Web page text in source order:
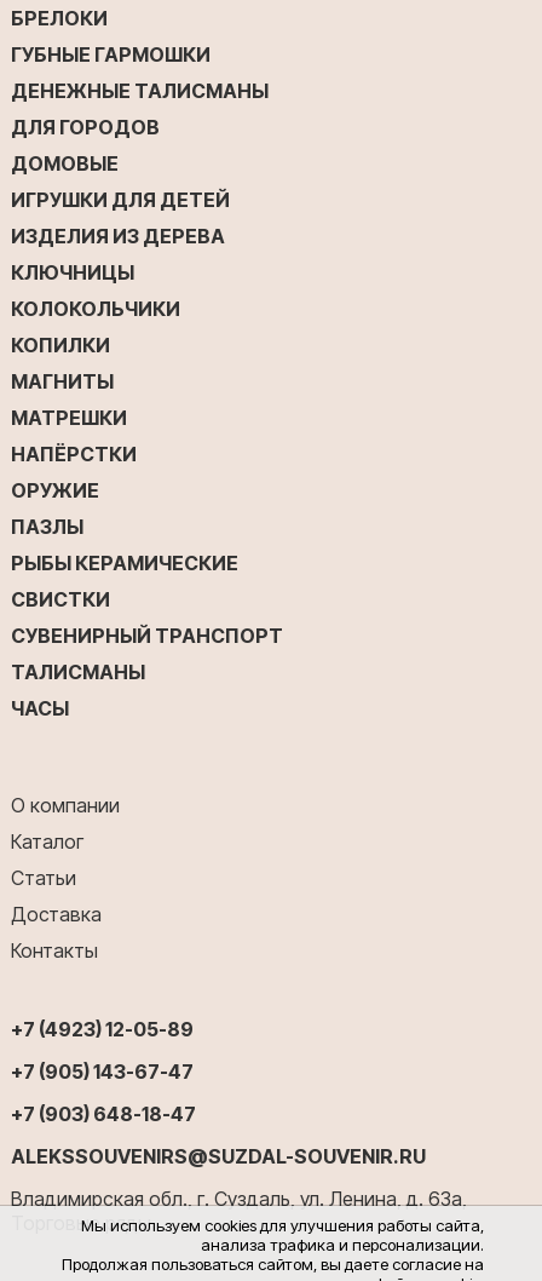
Мы используем cookies для улучшения работы сайта,
анализа трафика и персонализации.
Продолжая пользоваться сайтом, вы даете согласие на
БРЕЛОКИ
ГУБНЫЕ ГАРМОШКИ
ДЕНЕЖНЫЕ ТАЛИСМАНЫ
ДЛЯ ГОРОДОВ
ДОМОВЫЕ
ИГРУШКИ ДЛЯ ДЕТЕЙ
ИЗДЕЛИЯ ИЗ ДЕРЕВА
КЛЮЧНИЦЫ
КОЛОКОЛЬЧИКИ
КОПИЛКИ
МАГНИТЫ
МАТРЕШКИ
НАПЁРСТКИ
ОРУЖИЕ
ПАЗЛЫ
РЫБЫ КЕРАМИЧЕСКИЕ
СВИСТКИ
СУВЕНИРНЫЙ ТРАНСПОРТ
ТАЛИСМАНЫ
ЧАСЫ
О компании
Каталог
Статьи
Доставка
Контакты
+7 (4923) 12-05-89
+7 (905) 143-67-47
+7 (903) 648-18-47
ALEKSSOUVENIRS@SUZDAL-SOUVENIR.RU
Владимирская обл., г. Суздаль, ул. Ленина, д. 63а,
Торговые ряды